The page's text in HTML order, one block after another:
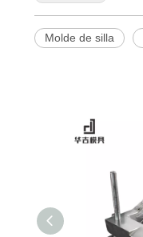
Molde de silla